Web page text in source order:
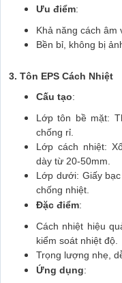
Ưu điểm:
Khả năng cách âm
Bền bỉ, không bị
3. Tôn EPS Cách Nhiệt
Cấu tạo:
Lớp tôn bề mặt:
chống rỉ.
Lớp cách nhiệt:
dày từ 20-50mm.
Lớp dưới: Giấy
chống nhiệt.
Đặc điểm:
Cách nhiệt hiệu
kiểm soát nhiệt độ.
Trọng lượng nhẹ,
Ứng dụng: